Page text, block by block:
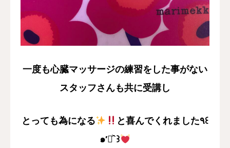
一度も心臓マッサージの練習をした事がない
スタッフさんも共に受講し
とっても為になる
と喜んでくれました٩꒰
๑′◡͐`꒱